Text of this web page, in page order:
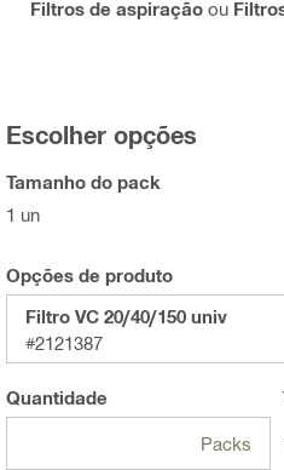
Filtros de aspiração ou
Escolher opções
Tamanho do pack
1 un
Opções de produto
Filtro VC 20/40/150 univ
#2121387
Quantidade
Packs